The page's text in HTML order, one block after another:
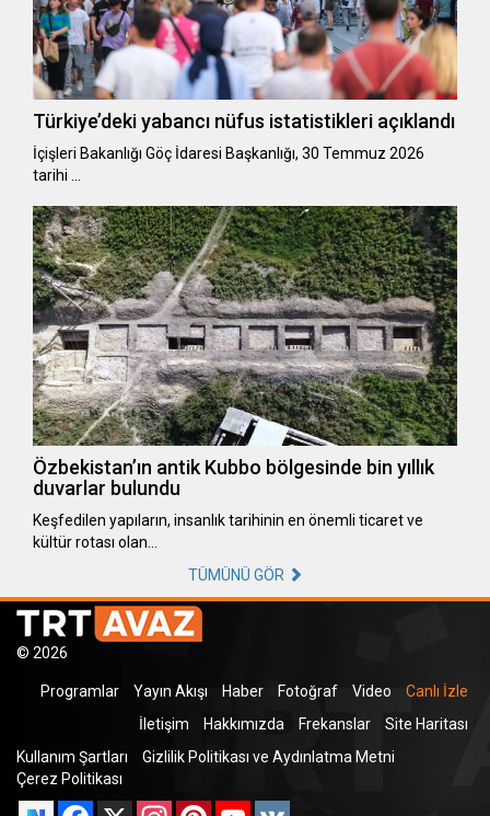
Türkiye’deki yabancı nüfus istatistikleri açıklandı
​​​​​​​İçişleri Bakanlığı Göç İdaresi Başkanlığı, 30 Temmuz 2026
tarihi …
Özbekistan’ın antik Kubbo bölgesinde bin yıllık
duvarlar bulundu
Keşfedilen yapıların, insanlık tarihinin en önemli ticaret ve
kültür rotası olan…
TÜMÜNÜ GÖR
© 2026
Programlar Yayın Akışı Haber Fotoğraf Video
Canlı İzle
İletişim
Hakkımızda Frekanslar
Site Haritası
Kullanım Şartları
Gizlilik Politikası ve Aydınlatma Metni
Çerez Politikası
Facebook
X InstagramPinterestYouTube